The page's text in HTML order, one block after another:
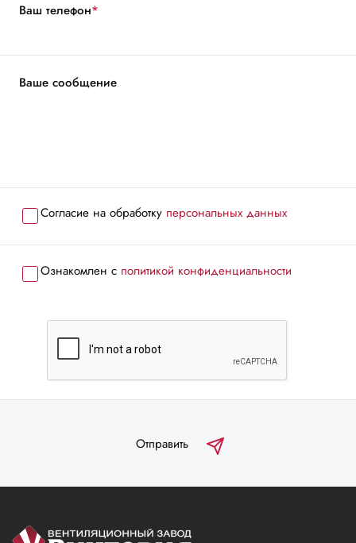
Ваш телефон*
Ваше сообщение
Согласие на обработку персональных данных
Ознакомлен с политикой конфиденциальности
Отправить